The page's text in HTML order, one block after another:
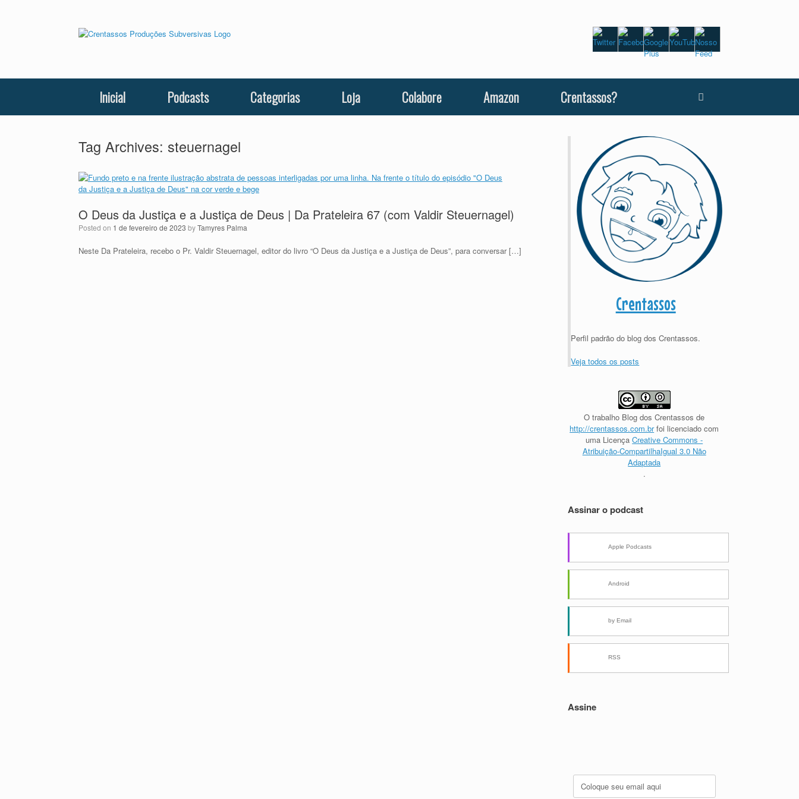
Inicial Podcasts Categorias Loja Colabore Amazon Crentassos?
Tag Archives: steuernagel
O Deus da Justiça e a Justiça de Deus | Da Prateleira 67 (com Valdir Steuernagel)
Posted on 1 de fevereiro de 2023 byTamyres Palma
Neste Da Prateleira, recebo o Pr. Valdir Steuernagel, editor do livro “O Deus da Justiça e a Justiça de Deus”, para conversar […]
Crentassos
Perfil padrão do blog dos Crentassos.
Veja todos os posts
O trabalho Blog dos Crentassos de
http://crentassos.com.brfoi licenciado com
uma LicençaCreative Commons -
Atribuição-CompartilhaIgual 3.0 Não
Adaptada
.
Assinar o podcast
Apple Podcasts
Android
by Email
RSS
Assine